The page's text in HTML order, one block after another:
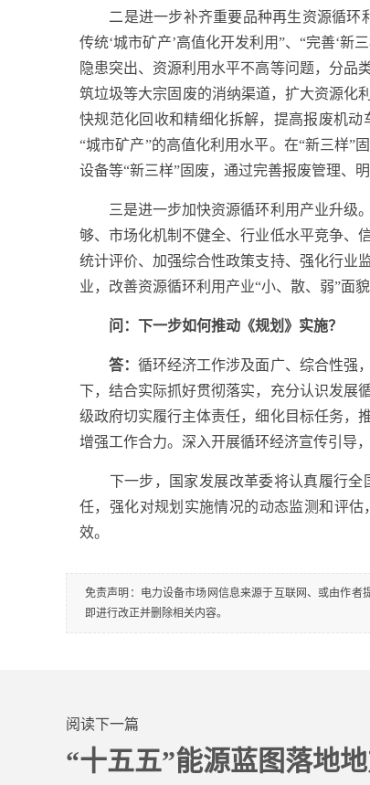
二是进一步补齐重要品种再生资源循环利
传统‘城市矿产’高值化开发利用”、“完善‘
隐患突出、资源利用水平不高等问题，分品
筑垃圾等大宗固废的消纳渠道，扩大资源化
快规范化回收和精细化拆解，提高报废机
“城市矿产”的高值化利用水平。在“新三样”
设备等“新三样”固废，通过完善报废管理、
三是进一步加快资源循环利用产业升级。
够、市场化机制不健全、行业低水平竞争、
统计评价、加强综合性政策支持、强化行业
业，改善资源循环利用产业“小、散、弱”面
问：下一步如何推动《规划》实施？
答：循环经济工作涉及面广、综合性强
下，结合实际抓好贯彻落实，充分认识发展
级政府切实履行主体责任，细化目标任务，
增强工作合力。深入开展循环经济宣传引导
下一步，国家发展改革委将认真履行全
任，强化对规划实施情况的动态监测和评
效。
免责声明：电力设备市场网信息来源于互联网、或由作
即进行改正并删除相关内容。
阅读下一篇
“十五五”能源蓝图落地